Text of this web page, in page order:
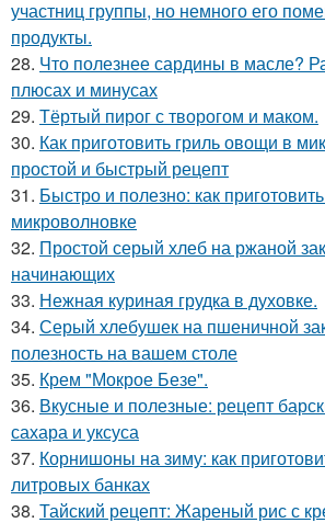
участниц группы, но немного его
продукты.
28. Что полезнее сардины в масле?
плюсах и минусах
29. Тёртый пирог с творогом и маком.
30. Как приготовить гриль овощи в
простой и быстрый рецепт
31. Быстро и полезно: как
микроволновке
32. Простой серый хлеб на ржаной
начинающих
33. Нежная куриная грудка в духовке.
34. Серый хлебушек на пшеничной
полезность на вашем столе
35. Крем "Мокрое Безе".
36. Вкусные и полезные: рецепт
сахара и уксуса
37. Корнишоны на зиму: как
литровых банках
38. Тайский рецепт: Жареный рис с